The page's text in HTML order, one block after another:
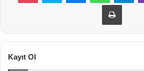
Yazdır
Kayıt Ol